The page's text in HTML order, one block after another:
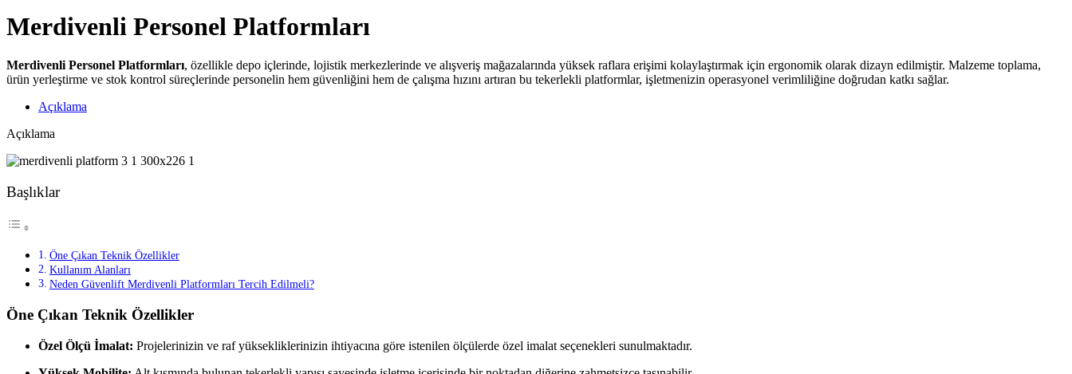
Merdivenli Personel Platformları
Merdivenli Personel Platformları, özellikle depo içlerinde, lojistik merkezlerinde ve alışveriş mağazalarında yüksek raflara erişimi kolaylaştırmak için ergonomik olarak dizayn edilmiştir. Malzeme toplama,
ürün yerleştirme ve stok kontrol süreçlerinde personelin hem güvenliğini hem de çalışma hızını artıran bu tekerlekli platformlar, işletmenizin operasyonel verimliliğine doğrudan katkı sağlar.
Açıklama
Açıklama
Başlıklar
Öne Çıkan Teknik Özellikler
Kullanım Alanları
Neden Güvenlift Merdivenli Platformları Tercih Edilmeli?
Öne Çıkan Teknik Özellikler
Özel Ölçü İmalat: Projelerinizin ve raf yüksekliklerinizin ihtiyacına göre istenilen ölçülerde özel imalat seçenekleri sunulmaktadır.